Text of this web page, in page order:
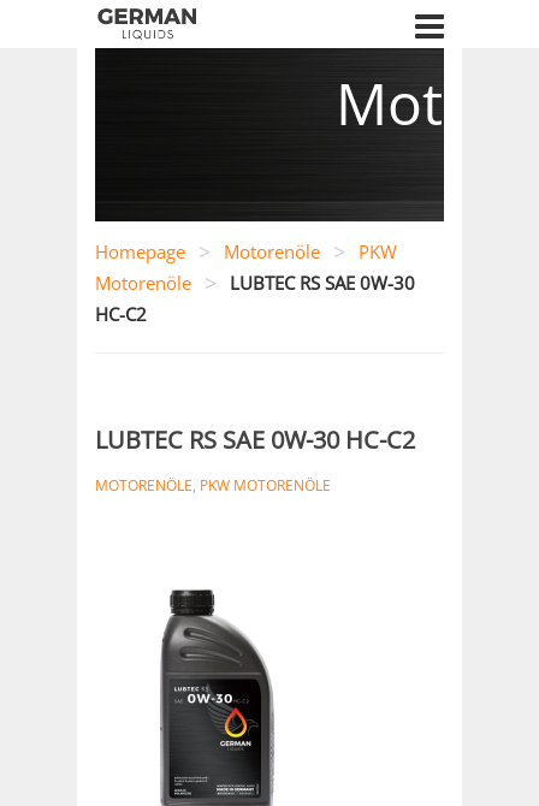
Homepage > Motorenöle >
PKW
Motorenöle >
LUBTEC RS SAE 0W-30
HC-C2
LUBTEC RS SAE 0W-30 HC-C2
MOTORENÖLE, PKW MOTORENÖLE